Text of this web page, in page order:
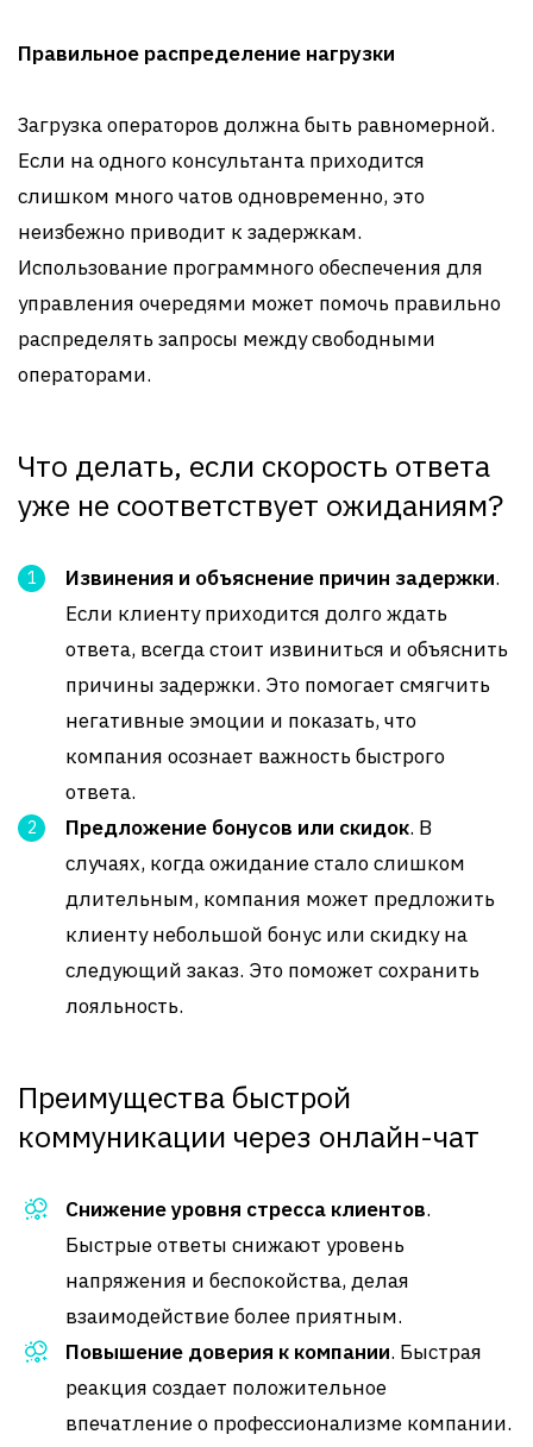
Правильное распределение нагрузки
Загрузка операторов должна быть равномерной.
Если на одного консультанта приходится
слишком много чатов одновременно, это
неизбежно приводит к задержкам.
Использование программного обеспечения для
управления очередями может помочь правильно
распределять запросы между свободными
операторами.
Что делать, если скорость ответа
уже не соответствует ожиданиям?
Извинения и объяснение причин задержки.
Если клиенту приходится долго ждать
ответа, всегда стоит извиниться и объяснить
причины задержки. Это помогает смягчить
негативные эмоции и показать, что
компания осознает важность быстрого
ответа.
Предложение бонусов или скидок. В
случаях, когда ожидание стало слишком
длительным, компания может предложить
клиенту небольшой бонус или скидку на
следующий заказ. Это поможет сохранить
лояльность.
Преимущества быстрой
коммуникации через онлайн-чат
Снижение уровня стресса клиентов.
Быстрые ответы снижают уровень
напряжения и беспокойства, делая
взаимодействие более приятным.
Повышение доверия к компании. Быстрая
реакция создает положительное
впечатление о профессионализме компании.